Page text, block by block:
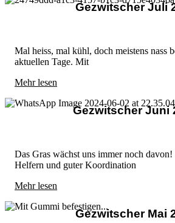
Gezwitscher Juli
Mal heiss, mal kühl, doch meistens nass
aktuellen Tage. Mit
Mehr lesen
Gezwitscher Juni
Das Gras wächst uns immer noch
Helfern und guter Koordination
Mehr lesen
Gezwitscher Mai